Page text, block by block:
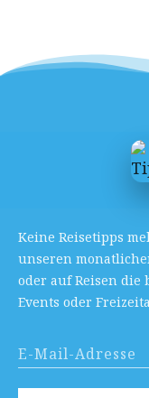
Keine Reisetipps
unseren
oder auf Reisen die
Events oder